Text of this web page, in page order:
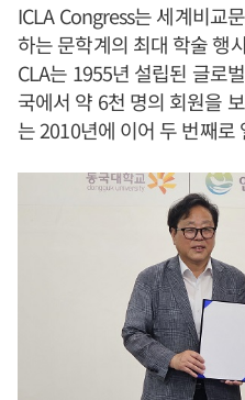
ICLA Congress는 세계비교
하는 문학계의 최대 학술 행
CLA는 1955년 설립된 글로
국에서 약 6천 명의 회원을
는 2010년에 이어 두 번째로